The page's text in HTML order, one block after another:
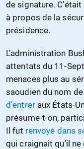
de signature. C’était
à propos de la
présidence.
L’administration
attentats du 11-
menaces plus au
saoudien du nom
d’entreraux États-
présume-t-on,
Il fut renvoyé dans
qui craignait qu’il